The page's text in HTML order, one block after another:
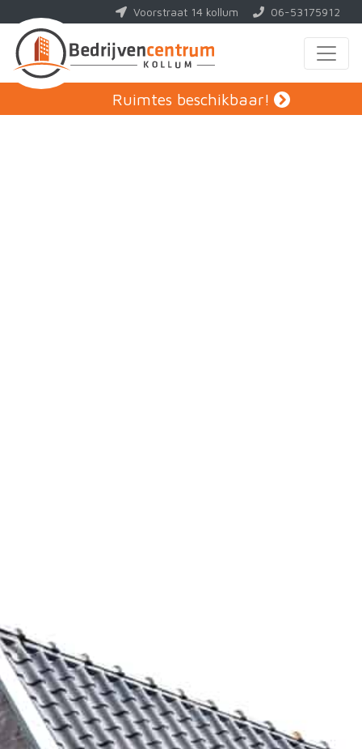
Voorstraat 14 kollum 06-53175912
Ruimtes beschikbaar!
Contact